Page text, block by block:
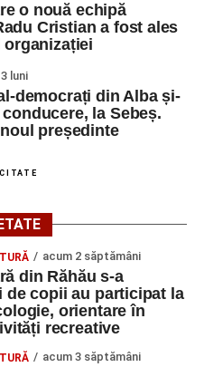
o nouă echipă
Cristian a fost ales
organizației
luni
democrați din Alba și-
la Sebeș.
președinte
acum 2 săptămâni
din Răhău s-a
de copii au participat la
orientare în
recreative
acum 3 săptămâni